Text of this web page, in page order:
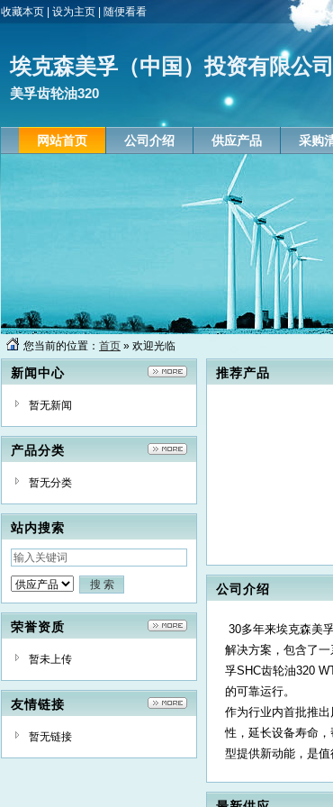
收藏本页 设为主页 随便看看
埃克森美孚（中国）投资有限公司
美孚齿轮油320
网站首页 公司介绍 供应产品 采购
您当前的位置： 首页 » 欢迎光临
新闻中心
暂无新闻
产品分类
暂无分类
站内搜索
荣誉资质
暂未上传
友情链接
暂无链接
推荐产品
公司介绍
30多年来埃克森美
解决方案，包含了
孚SHC齿轮油320
的可靠运行。
作为行业内首批推
性，延长设备寿命
型提供新动能，是值